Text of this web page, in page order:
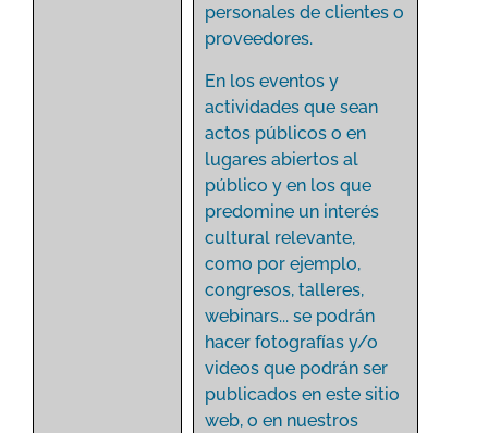
personales de clientes o
proveedores.
En los eventos y
actividades que sean
actos públicos o en
lugares abiertos al
público y en los que
predomine un interés
cultural relevante,
como por ejemplo,
congresos, talleres,
webinars... se podrán
hacer fotografías y/o
videos que podrán ser
publicados en este sitio
web, o en nuestros